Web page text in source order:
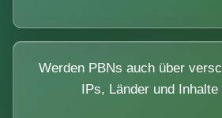
Werden PBNs auch über
IPs, Länder und